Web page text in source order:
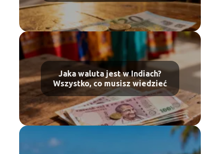
Jaka waluta jest w Indiach?
Wszystko, co musisz wiedzieć